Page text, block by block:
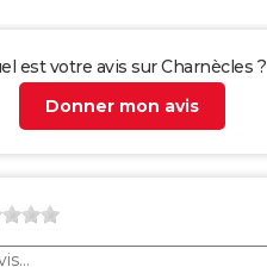
est votre avis sur Charnècles ?
Donner mon avis